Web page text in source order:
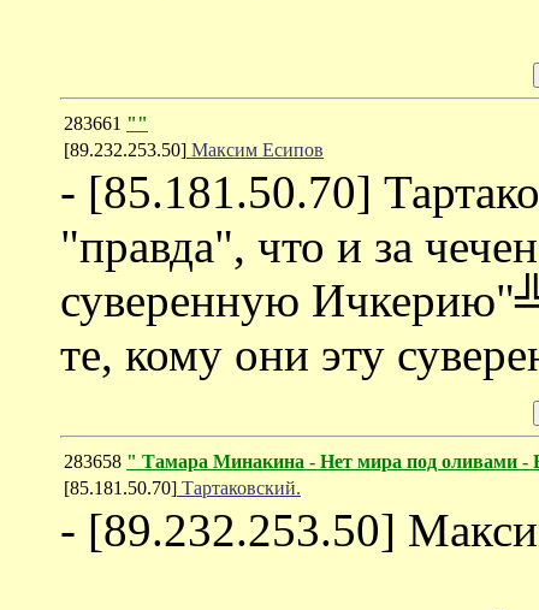
283661 ""
[89.232.253.50] Максим Есипов
- [85.181.50.70]
"правда", что и за
суверенную
те, кому они эту
283658 " Тамара Минакина - Нет мира под оливами -
[85.181.50.70] Тартаковский.
- [89.232.253.50]